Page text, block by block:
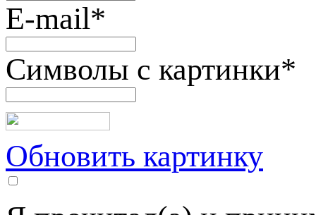
E-mail*
Символы с картинки*
Обновить картинку